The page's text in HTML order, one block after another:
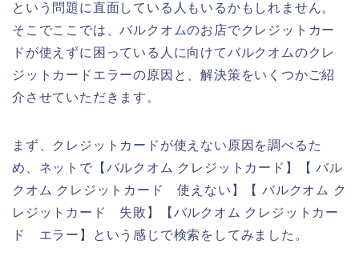
という問題に直面している人もいるかもしれません。
そこでここでは、バルクオムのお店でクレジットカー
ドが使えずに困っている人に向けてバルクオムのクレ
ジットカードエラーの原因と、解決策をいくつかご紹
介させていただきます。
まず、クレジットカードが使えない原因を調べるた
め、ネットで【バルクオム クレジットカード】【 バル
クオム クレジットカード 使えない】【 バルクオム ク
レジットカード 失敗】【バルクオム クレジットカー
ド エラー】という感じで検索をしてみました。